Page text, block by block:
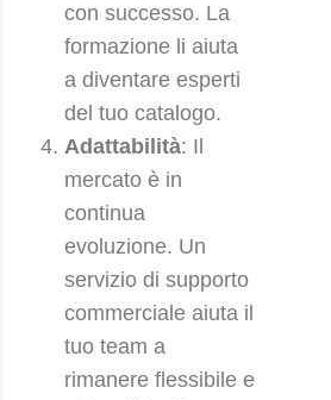
con successo. La
formazione li aiuta
a diventare esperti
del tuo catalogo.
Adattabilità: Il
mercato è in
continua
evoluzione. Un
servizio di supporto
commerciale aiuta il
tuo team a
rimanere flessibile e